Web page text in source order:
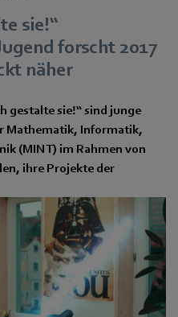
sie!“
forscht 2017
näher
gestalte sie!“ sind junge
Mathematik, Informatik,
(MINT) im Rahmen von
ihre Projekte der